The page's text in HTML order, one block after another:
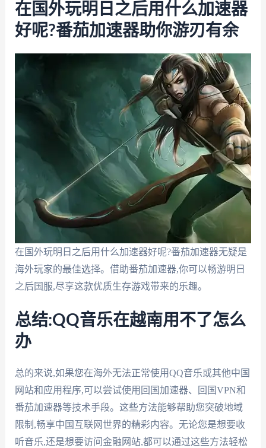
在国外玩明日之后用什么加速器
好呢?番茄加速器助你游刃有余
在国外玩明日之后用什么加速器好呢?番茄加速器无疑是
海外玩家的最佳选择。借助番茄加速器,你可以畅游明日
之后国服,尽享这款优质生存游戏带来的乐趣。
总结:QQ音乐在越南用不了怎么
办
总的来说,如果您在海外无法正常使用QQ音乐或其他中国
网站和应用程序,可以尝试使用回国加速器、回国VPN和
番茄加速器等技术手段。这些方法能够帮助您突破地域
限制,畅享中国互联网世界的精彩内容。无论您是想要收
听音乐,还是想要访问金融网站,都可以通过这些方法轻松